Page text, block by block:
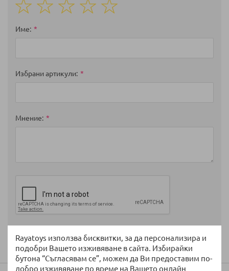
Rayatoys използва бисквитки, за да персонализира и
подобри Вашето изживяване в сайта. Избирайки
бутона “Съгласявам се”, можем да Ви предоставим по-
добро изживяване по време на Вашето онлайн
star
stars
stars
stars
stars
Име
Избрани артикули
Мнение
Изпратете